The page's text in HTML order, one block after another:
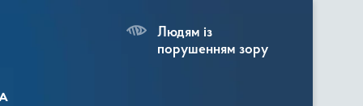
Людям із
порушенням зору